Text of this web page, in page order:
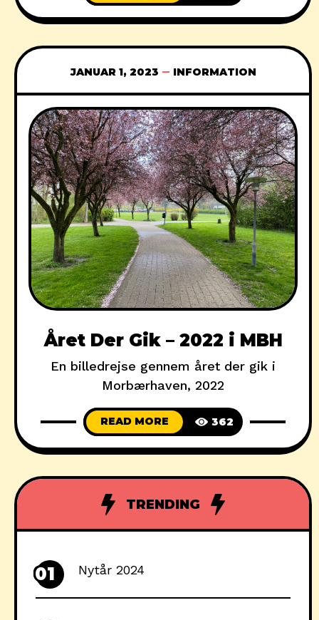
JANUAR 1, 2023 INFORMATION
Året Der Gik – 2022 i MBH
En billedrejse gennem året der gik i
Morbærhaven, 2022
READ MORE 362
TRENDING
01 Nytår 2024